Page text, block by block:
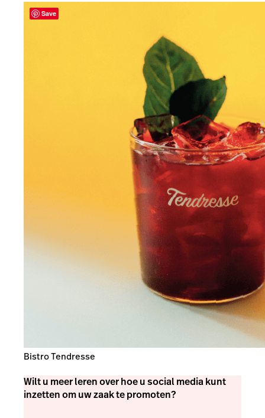
Bistro Tendresse
Wilt u meer leren over hoe u social media kunt
inzetten om uw zaak te promoten?
Save